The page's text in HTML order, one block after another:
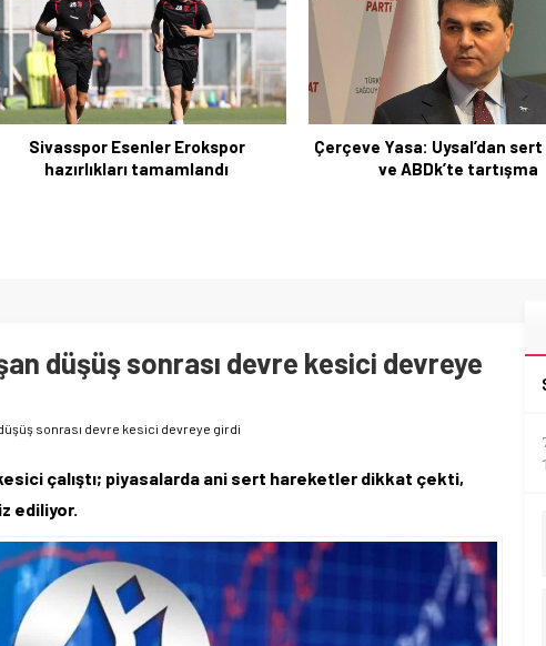
Çerçeve Yasa: Uysal’dan sert eleştiri
ve ABDk’te tartışma
Rapunzel sendromu: 15
düşüş sonrası devre kesici devreye
düşüş sonrası devre kesici devreye girdi
kesici çalıştı; piyasalarda ani sert hareketler dikkat çekti,
ediliyor.